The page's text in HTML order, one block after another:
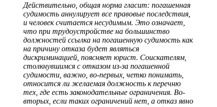
Действительно, общая норма гласит: погашенная
судимость аннулирует все правовые последствия,
и человек считается несудимым. Это означает,
что при трудоустройстве на большинство
должностей ссылка на погашенную судимость как
на причину отказа будет являться
дискриминацией, поясняет юрист. Соискателям,
столкнувшимся с отказом из-за погашенной
судимости, важно, во-первых, четко понимать,
относится ли желаемая должность к перечню
тех, где есть законодательные ограничения. Во-
вторых, если таких ограничений нет, а отказ явно